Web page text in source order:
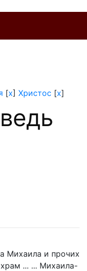
[x] Христос [x]
Михаила и прочих
... ... Михаила-